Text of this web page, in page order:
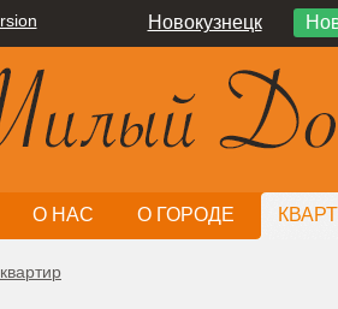
Новокузнецк
О НАС О ГОРОДЕ